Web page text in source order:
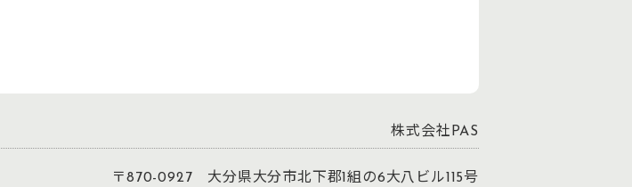
株式会社PAS
〒870-0927 大分県大分市北下郡1組の6大八ビル115号